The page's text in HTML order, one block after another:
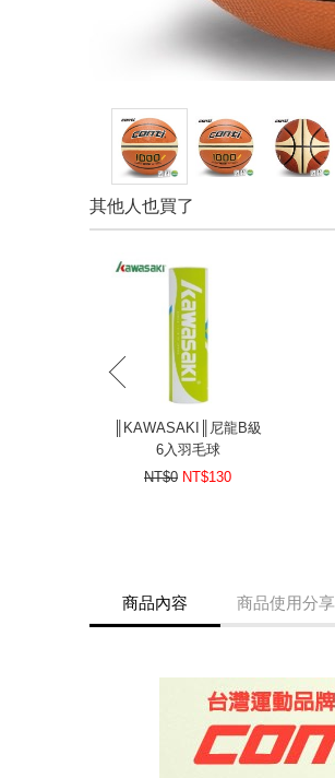
其他人也買了
║KAWASAKI║尼龍B級
6入羽毛球
NT$0 NT$130
prev
商品內容 商品使用分享